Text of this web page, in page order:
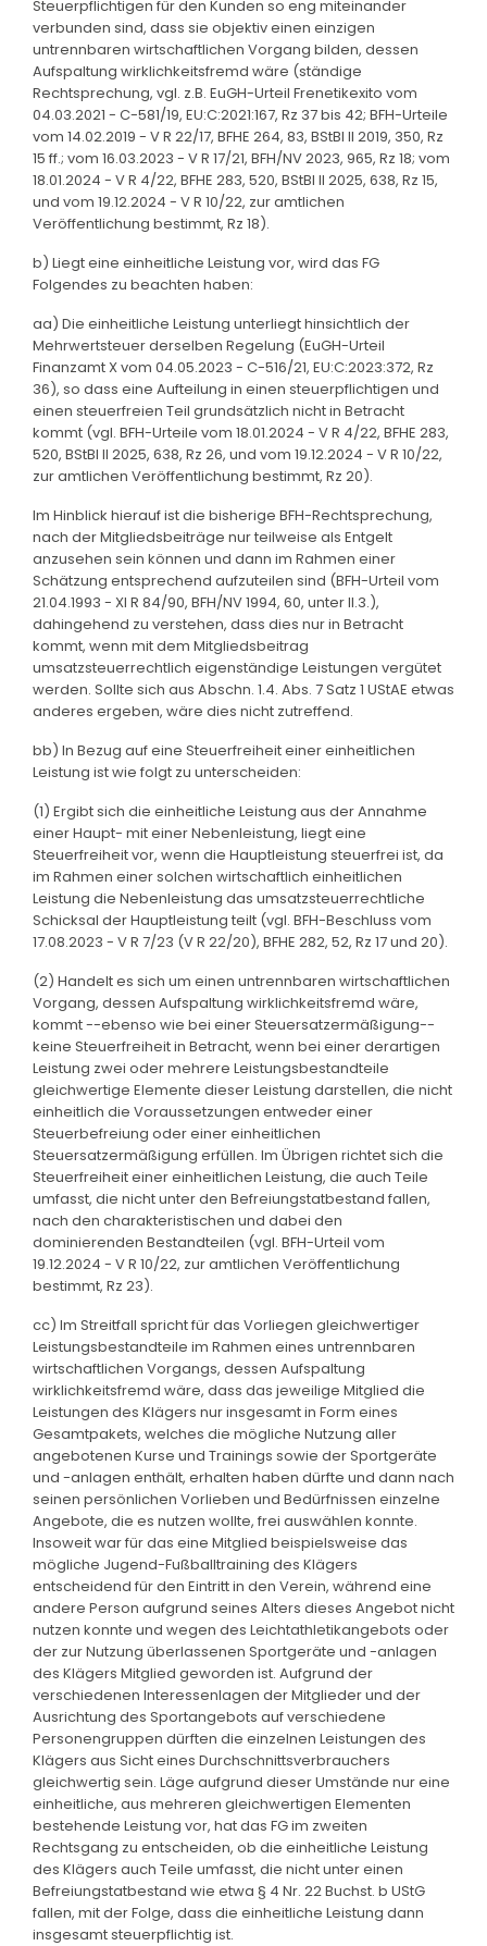
Steuerpflichtigen für den Kunden so eng miteinander
verbunden sind, dass sie objektiv einen einzigen
untrennbaren wirtschaftlichen Vorgang bilden, dessen
Aufspaltung wirklichkeitsfremd wäre (ständige
Rechtsprechung, vgl. z.B. EuGH-Urteil Frenetikexito vom
04.03.2021 - C-581/19, EU:C:2021:167, Rz 37 bis 42; BFH-Urteile
vom 14.02.2019 - V R 22/17, BFHE 264, 83, BStBl II 2019, 350, Rz
15 ff.; vom 16.03.2023 - V R 17/21, BFH/NV 2023, 965, Rz 18; vom
18.01.2024 - V R 4/22, BFHE 283, 520, BStBl II 2025, 638, Rz 15,
und vom 19.12.2024 - V R 10/22, zur amtlichen
Veröffentlichung bestimmt, Rz 18).
b) Liegt eine einheitliche Leistung vor, wird das FG
Folgendes zu beachten haben:
aa) Die einheitliche Leistung unterliegt hinsichtlich der
Mehrwertsteuer derselben Regelung (EuGH-Urteil
Finanzamt X vom 04.05.2023 - C-516/21, EU:C:2023:372, Rz
36), so dass eine Aufteilung in einen steuerpflichtigen und
einen steuerfreien Teil grundsätzlich nicht in Betracht
kommt (vgl. BFH-Urteile vom 18.01.2024 - V R 4/22, BFHE 283,
520, BStBl II 2025, 638, Rz 26, und vom 19.12.2024 - V R 10/22,
zur amtlichen Veröffentlichung bestimmt, Rz 20).
Im Hinblick hierauf ist die bisherige BFH-Rechtsprechung,
nach der Mitgliedsbeiträge nur teilweise als Entgelt
anzusehen sein können und dann im Rahmen einer
Schätzung entsprechend aufzuteilen sind (BFH-Urteil vom
21.04.1993 - XI R 84/90, BFH/NV 1994, 60, unter II.3.),
dahingehend zu verstehen, dass dies nur in Betracht
kommt, wenn mit dem Mitgliedsbeitrag
umsatzsteuerrechtlich eigenständige Leistungen vergütet
werden. Sollte sich aus Abschn. 1.4. Abs. 7 Satz 1 UStAE etwas
anderes ergeben, wäre dies nicht zutreffend.
bb) In Bezug auf eine Steuerfreiheit einer einheitlichen
Leistung ist wie folgt zu unterscheiden:
(1) Ergibt sich die einheitliche Leistung aus der Annahme
einer Haupt- mit einer Nebenleistung, liegt eine
Steuerfreiheit vor, wenn die Hauptleistung steuerfrei ist, da
im Rahmen einer solchen wirtschaftlich einheitlichen
Leistung die Nebenleistung das umsatzsteuerrechtliche
Schicksal der Hauptleistung teilt (vgl. BFH-Beschluss vom
17.08.2023 - V R 7/23 (V R 22/20), BFHE 282, 52, Rz 17 und 20).
(2) Handelt es sich um einen untrennbaren wirtschaftlichen
Vorgang, dessen Aufspaltung wirklichkeitsfremd wäre,
kommt --ebenso wie bei einer Steuersatzermäßigung--
keine Steuerfreiheit in Betracht, wenn bei einer derartigen
Leistung zwei oder mehrere Leistungsbestandteile
gleichwertige Elemente dieser Leistung darstellen, die nicht
einheitlich die Voraussetzungen entweder einer
Steuerbefreiung oder einer einheitlichen
Steuersatzermäßigung erfüllen. Im Übrigen richtet sich die
Steuerfreiheit einer einheitlichen Leistung, die auch Teile
umfasst, die nicht unter den Befreiungstatbestand fallen,
nach den charakteristischen und dabei den
dominierenden Bestandteilen (vgl. BFH-Urteil vom
19.12.2024 - V R 10/22, zur amtlichen Veröffentlichung
bestimmt, Rz 23).
cc) Im Streitfall spricht für das Vorliegen gleichwertiger
Leistungsbestandteile im Rahmen eines untrennbaren
wirtschaftlichen Vorgangs, dessen Aufspaltung
wirklichkeitsfremd wäre, dass das jeweilige Mitglied die
Leistungen des Klägers nur insgesamt in Form eines
Gesamtpakets, welches die mögliche Nutzung aller
angebotenen Kurse und Trainings sowie der Sportgeräte
und -anlagen enthält, erhalten haben dürfte und dann nach
seinen persönlichen Vorlieben und Bedürfnissen einzelne
Angebote, die es nutzen wollte, frei auswählen konnte.
Insoweit war für das eine Mitglied beispielsweise das
mögliche Jugend-Fußballtraining des Klägers
entscheidend für den Eintritt in den Verein, während eine
andere Person aufgrund seines Alters dieses Angebot nicht
nutzen konnte und wegen des Leichtathletikangebots oder
der zur Nutzung überlassenen Sportgeräte und -anlagen
des Klägers Mitglied geworden ist. Aufgrund der
verschiedenen Interessenlagen der Mitglieder und der
Ausrichtung des Sportangebots auf verschiedene
Personengruppen dürften die einzelnen Leistungen des
Klägers aus Sicht eines Durchschnittsverbrauchers
gleichwertig sein. Läge aufgrund dieser Umstände nur eine
einheitliche, aus mehreren gleichwertigen Elementen
bestehende Leistung vor, hat das FG im zweiten
Rechtsgang zu entscheiden, ob die einheitliche Leistung
des Klägers auch Teile umfasst, die nicht unter einen
Befreiungstatbestand wie etwa § 4 Nr. 22 Buchst. b UStG
fallen, mit der Folge, dass die einheitliche Leistung dann
insgesamt steuerpflichtig ist.